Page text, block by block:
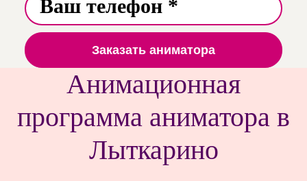
Заказать аниматора
Анимационная
программа аниматора в
Лыткарино